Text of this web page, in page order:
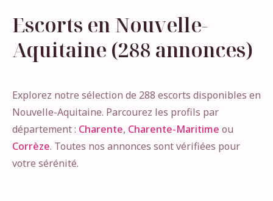
Escorts en Nouvelle-
Aquitaine (288 annonces)
Explorez notre sélection de 288 escorts disponibles en
Nouvelle-Aquitaine. Parcourez les profils par
département : Charente, Charente-Maritime ou
Corrèze. Toutes nos annonces sont vérifiées pour
votre sérénité.